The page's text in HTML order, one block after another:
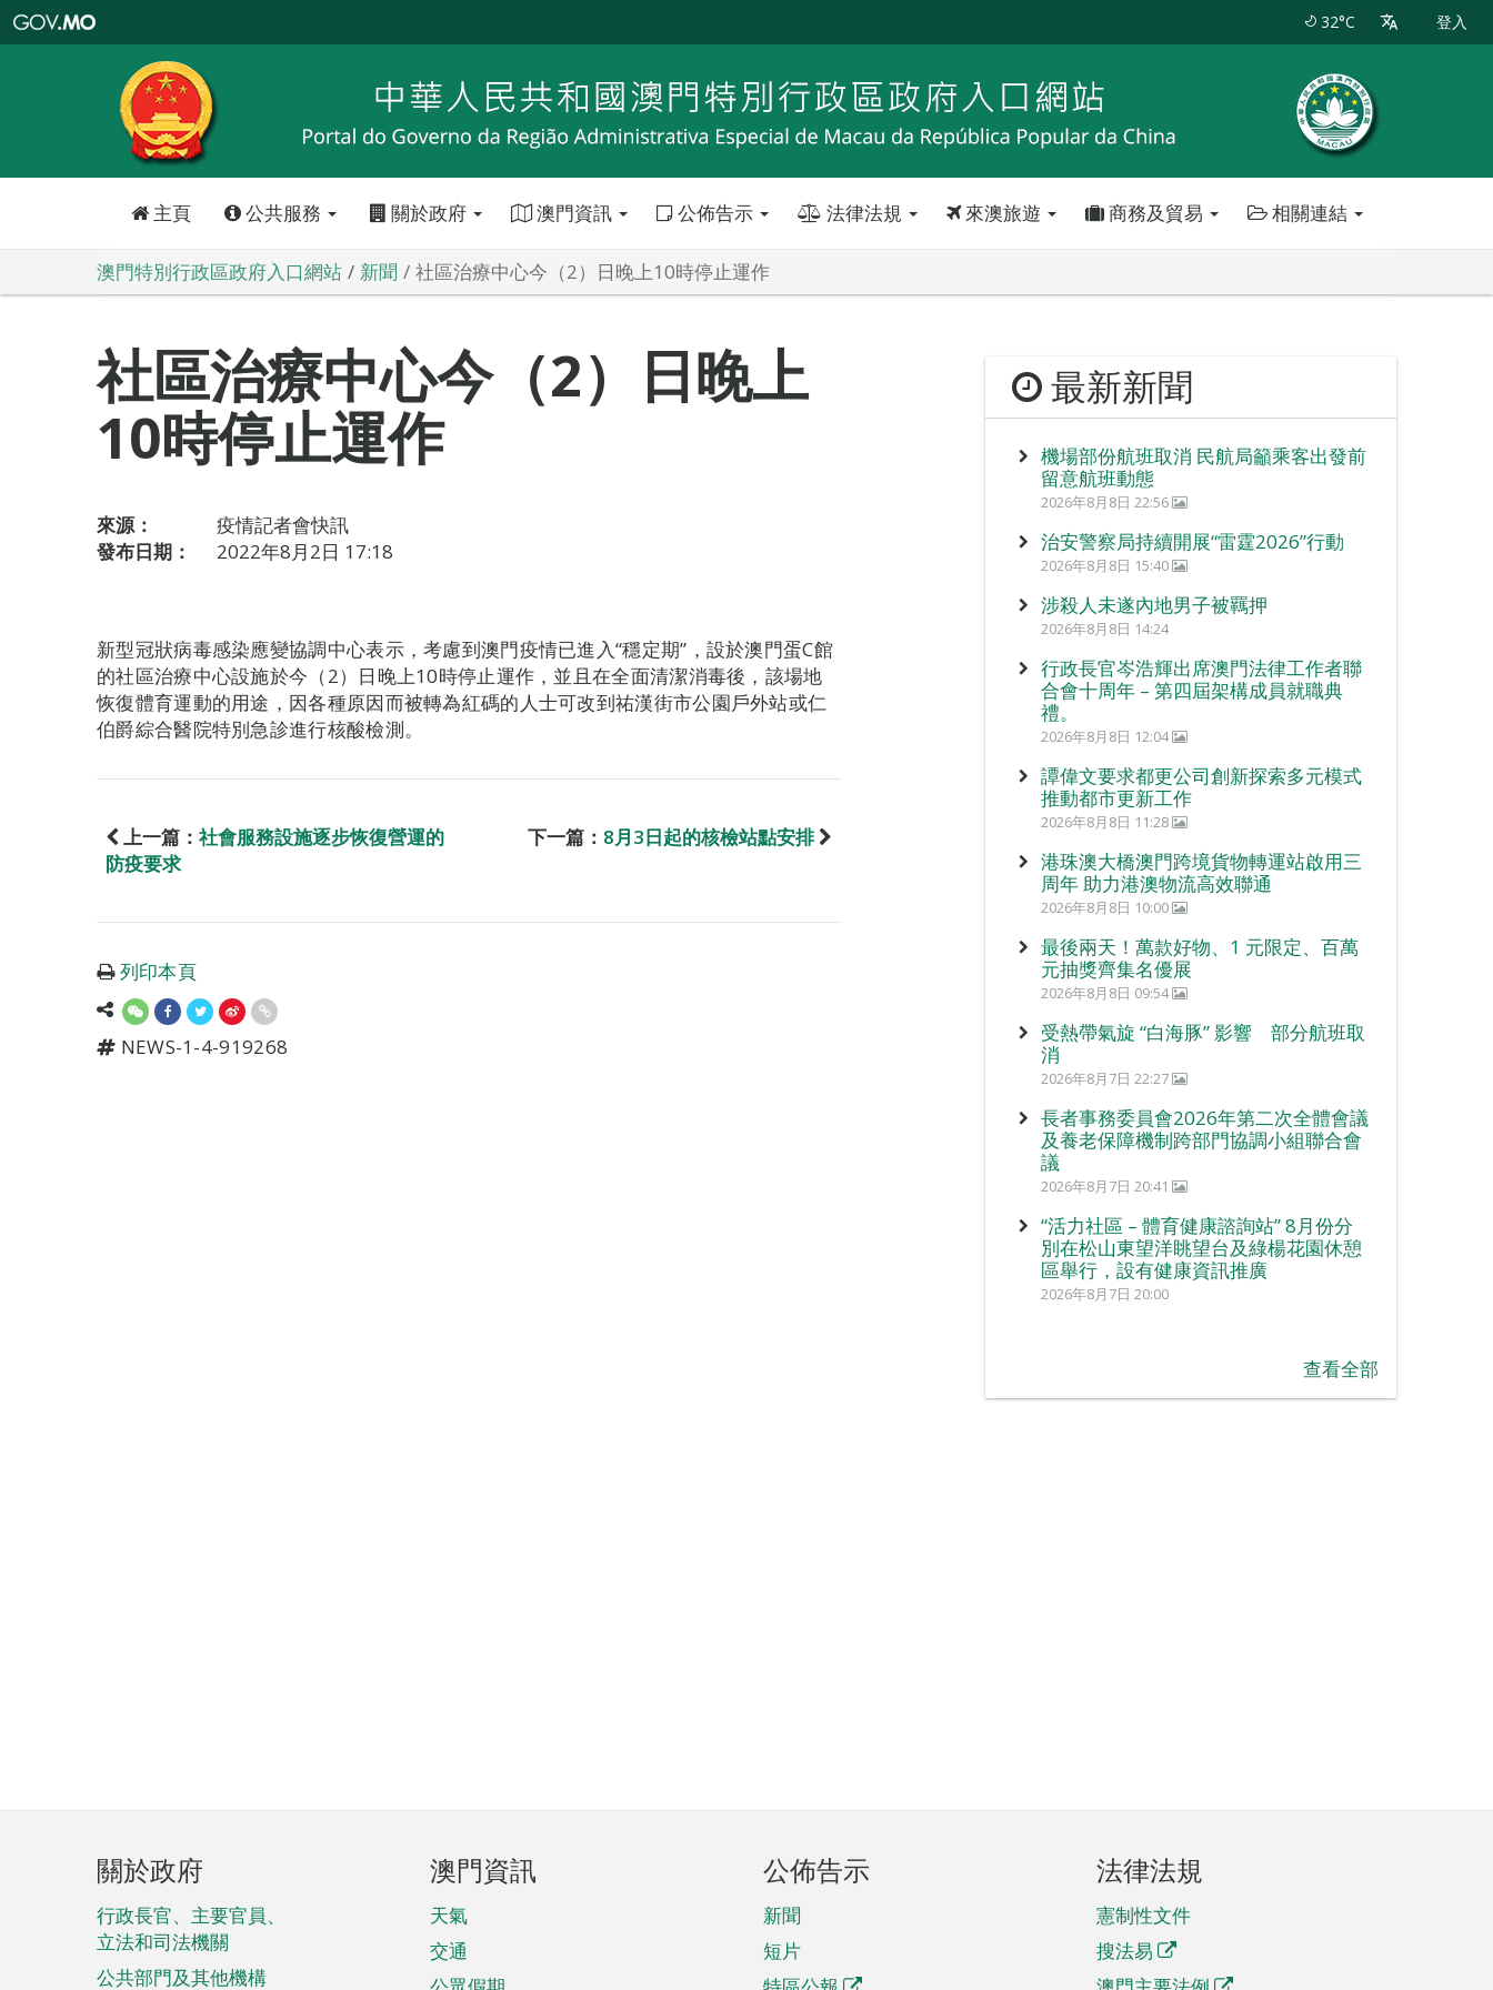
特
政
區
政
口
32°C 登入
主頁 公共服務 關於政府 澳門資訊 公佈告示 法律法規 來澳旅遊 商務及貿易 相關連結
澳門特別行政區政府入口網站 新聞 社區治療中心今（2）日晚上10時停止運作
社區治療中心今（2）日晚上
10時停止運作
來源：
疫情記者會快訊
發布日期：
2022年8月2日 17:18
新型冠狀病毒感染應變協調中心表示，考慮到澳門疫情已進入“穩定期”，設於澳門蛋C館
的社區治療中心設施於今（2）日晚上10時停止運作，並且在全面清潔消毒後，該場地
恢復體育運動的用途，因各種原因而被轉為紅碼的人士可改到祐漢街市公園戶外站或仁
伯爵綜合醫院特別急診進行核酸檢測。
上一篇： 社會服務設施逐步恢復營運的
防疫要求
下一篇： 8月3日起的核檢站點安排
列印本頁
NEWS-1-4-919268
最新新聞
機場部份航班取消 民航局籲乘客出發前
留意航班動態
2026年8月8日 22:56
治安警察局持續開展“雷霆2026”行動
2026年8月8日 15:40
涉殺人未遂內地男子被羈押
2026年8月8日 14:24
行政長官岑浩輝出席澳門法律工作者聯
合會十周年 – 第四屆架構成員就職典
禮。
2026年8月8日 12:04
譚偉文要求都更公司創新探索多元模式
推動都市更新工作
2026年8月8日 11:28
港珠澳大橋澳門跨境貨物轉運站啟用三
周年 助力港澳物流高效聯通
2026年8月8日 10:00
最後兩天！萬款好物、1 元限定、百萬
元抽獎齊集名優展
2026年8月8日 09:54
受熱帶氣旋 “白海豚” 影響 部分航班取
消
2026年8月7日 22:27
長者事務委員會2026年第二次全體會議
及養老保障機制跨部門協調小組聯合會
議
2026年8月7日 20:41
“活力社區 – 體育健康諮詢站” 8月份分
別在松山東望洋眺望台及綠楊花園休憩
區舉行，設有健康資訊推廣
2026年8月7日 20:00
查看全部
頁
腳
菜
單
關於政府
行政長官、主要官員、
立法和司法機關
公共部門及其他機構
澳門資訊
天氣
交通
公佈告示
新聞
短片
法律法規
憲制性文件
搜法易